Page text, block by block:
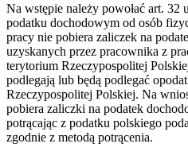
Na wstępie należy powołać art. 32
podatku dochodowym od osób
pracy nie pobiera zaliczek na
uzyskanych przez pracownika z
terytorium Rzeczypospolitej
podlegają lub będą podlegać
Rzeczypospolitej Polskiej. Na
pobiera zaliczki na podatek
potrącając z podatku polskiego
zgodnie z metodą potrącenia.